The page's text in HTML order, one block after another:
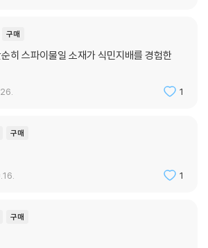
자 새로운 걸작
자』가 뛰어난 에스피오나주(첩보 소설)이기도
모든 첨예한 요소들을 하나하나 쌓아 올리며 긴장
무척이나 빼어난 스릴러이기도 하다. 주인공
주로 인도차이나 지역에서 생산되기도 한) 마약
장과 복선을 제공한다. ‘나’는 프랑스의 위선적인
중독되어 환각에 시달린다.
로에게 복수가 복수를 낳는 납치와 폭력 행각을
였던 ‘나’는 두 진영 사이에서 아슬아슬하게 줄타
구매
히 스파이물일 소재가 식민지배를 경험한
1
구매
1
구매